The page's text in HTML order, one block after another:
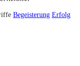
Begeisterung Erfolg